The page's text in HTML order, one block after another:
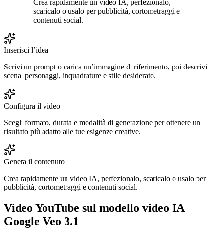
Crea rapidamente un video IA, perfezionalo,
scaricalo o usalo per pubblicità, cortometraggi e
contenuti social.
Inserisci l’idea
Scrivi un prompt o carica un’immagine di riferimento, poi descrivi
scena, personaggi, inquadrature e stile desiderato.
Configura il video
Scegli formato, durata e modalità di generazione per ottenere un
risultato più adatto alle tue esigenze creative.
Genera il contenuto
Crea rapidamente un video IA, perfezionalo, scaricalo o usalo per
pubblicità, cortometraggi e contenuti social.
Video YouTube sul modello video IA
Google Veo 3.1